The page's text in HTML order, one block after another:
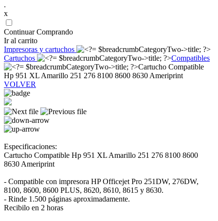
.
x
Continuar Comprando
Ir al carrito
Impresoras y cartuchos
Cartuchos
Compatibles
Cartucho Compatible
Hp 951 XL Amarillo 251 276 8100 8600 8630 Ameriprint
VOLVER
Especificaciones:
Cartucho Compatible Hp 951 XL Amarillo 251 276 8100 8600
8630 Ameriprint
- Compatible con impresora HP Officejet Pro 251DW, 276DW,
8100, 8600, 8600 PLUS, 8620, 8610, 8615 y 8630.
- Rinde 1.500 páginas aproximadamente.
Recibilo en 2 horas